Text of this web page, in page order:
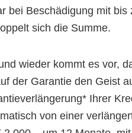
bei Beschädigung mit
sich die Summe.
wieder kommt es vor,
der Garantie den Geist
Ihrer
von einer